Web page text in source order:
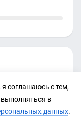
соглашаюсь с тем,
в
данных.